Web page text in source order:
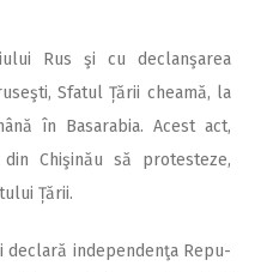
Rus şi cu declanşarea
Sfatul Țării cheamă, la
în Basarabia. Acest act,
Chişinău să protesteze,
Țării.
declară independenţa Re­pu­